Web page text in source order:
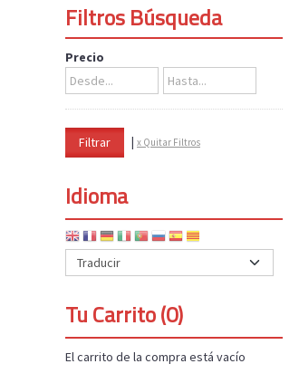
Filtros Búsqueda
Precio
| x Quitar Filtros
Idioma
Tu Carrito (0)
El carrito de la compra está vacío